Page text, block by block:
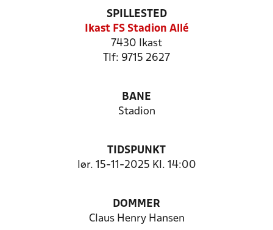
SPILLESTED
Ikast FS Stadion Allé
7430 Ikast
Tlf: 9715 2627
BANE
Stadion
TIDSPUNKT
lør. 15-11-2025 Kl. 14:00
DOMMER
Claus Henry Hansen